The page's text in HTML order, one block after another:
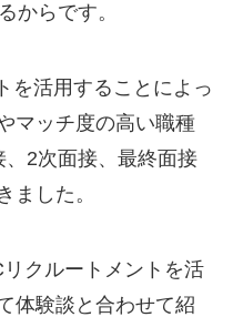
からです。
を活用することによっ
マッチ度の高い職種
2次面接、最終面接
ました。
クルートメントを活
体験談と合わせて紹